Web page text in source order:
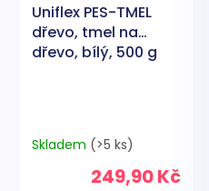
Uniflex PES-TMEL
dřevo, tmel na
dřevo, bílý, 500 g
Skladem (>5 ks)
249,90 Kč